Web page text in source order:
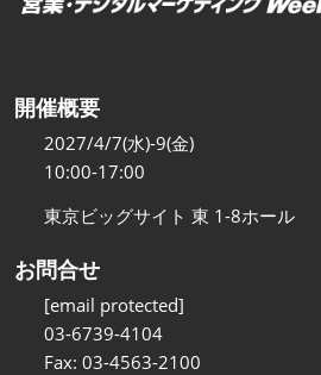
開催概要
2027/4/7(水)-9(金)
10:00-17:00
東京ビッグサイト 東 1-8ホール
お問合せ
[email protected]
03-6739-4104
Fax: 03-4563-2100